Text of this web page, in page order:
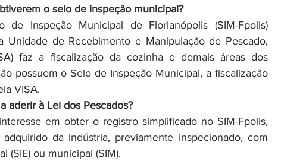
o selo de inspeção municipal?
de Inspeção Municipal de Florianópolis (SIM-Fpolis)
Unidade de Recebimento e Manipulação de Pescado,
faz a fiscalização da cozinha e demais áreas dos
possuem o Selo de Inspeção Municipal, a fiscalização
VISA.
aderir à Lei dos Pescados?
em obter o registro simplificado no SIM-Fpolis,
da indústria, previamente inspecionado, com
(SIE) ou municipal (SIM).